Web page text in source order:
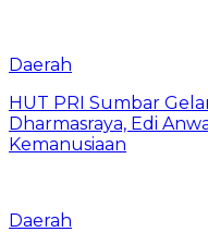
Daerah
HUT PRI Sumbar
Dharmasraya, Edi
Kemanusiaan
Daerah